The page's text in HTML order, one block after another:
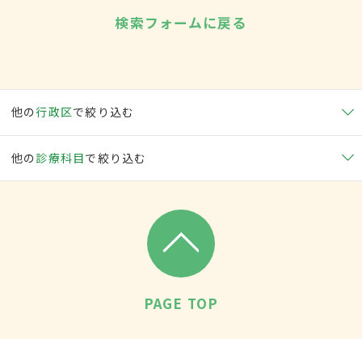
検索フォームに戻る
他の行政区で絞り込む
他の 診療科目で絞り込む
PAGE TOP